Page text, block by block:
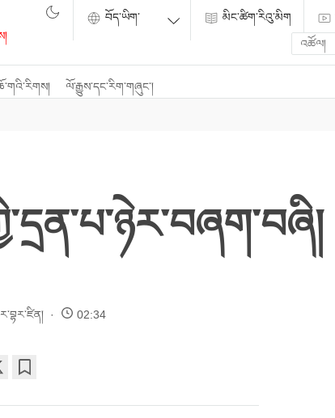
ལོ་རྒྱུས་དང་རིག་གཞུང་།
མིང་ཚིག་རིའུ་མིག
Enter
search
term
02:34